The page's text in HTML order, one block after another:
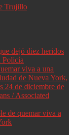
Trujillo
dejó diez heridos
Policía
de quemar viva a